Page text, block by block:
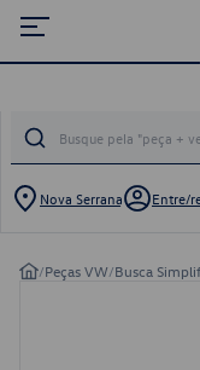
Nova Serrana Entre/
/Peças VW/Busca